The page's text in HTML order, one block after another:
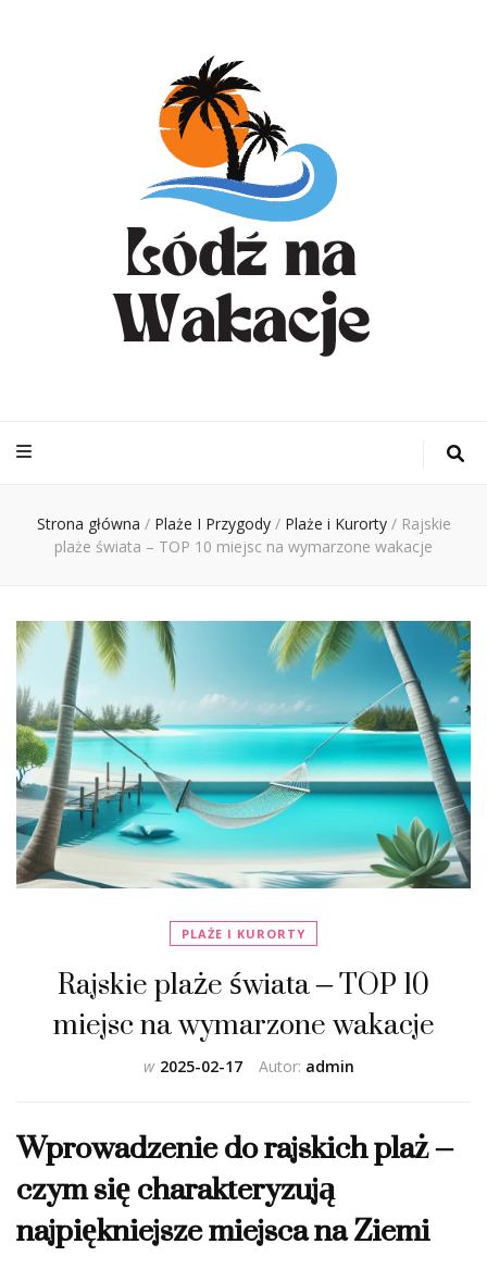
– Turystyka
Ciebie
Strona główna / Plaże I Przygody / Plaże i Kurorty / Rajskie
plaże świata – TOP 10 miejsc na wymarzone wakacje
PLAŻE I KURORTY
Rajskie plaże świata – TOP 10
miejsc na wymarzone wakacje
Autor: admin
w 2025-02-17
Wprowadzenie do rajskich plaż –
czym się charakteryzują
najpiękniejsze miejsca na Ziemi